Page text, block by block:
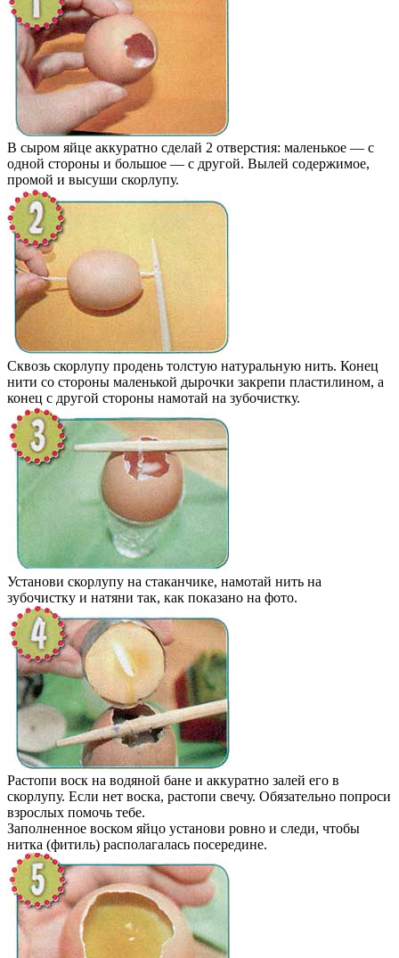
В сыром яйце аккуратно сделай 2 отверстия: маленькое — с
одной стороны и большое — с другой. Вылей содержимое,
промой и высуши скорлупу.
Сквозь скорлупу продень толстую натуральную нить. Конец
нити со стороны маленькой дырочки закрепи пластилином, а
конец с другой стороны намотай на зубочистку.
Установи скорлупу на стаканчике, намотай нить на
зубочистку и натяни так, как показано на фото.
Растопи воск на водяной бане и аккуратно залей его в
скорлупу. Если нет воска, растопи свечу. Обязательно попроси
взрослых помочь тебе.
Заполненное воском яйцо установи ровно и следи, чтобы
нитка (фитиль) располагалась посередине.